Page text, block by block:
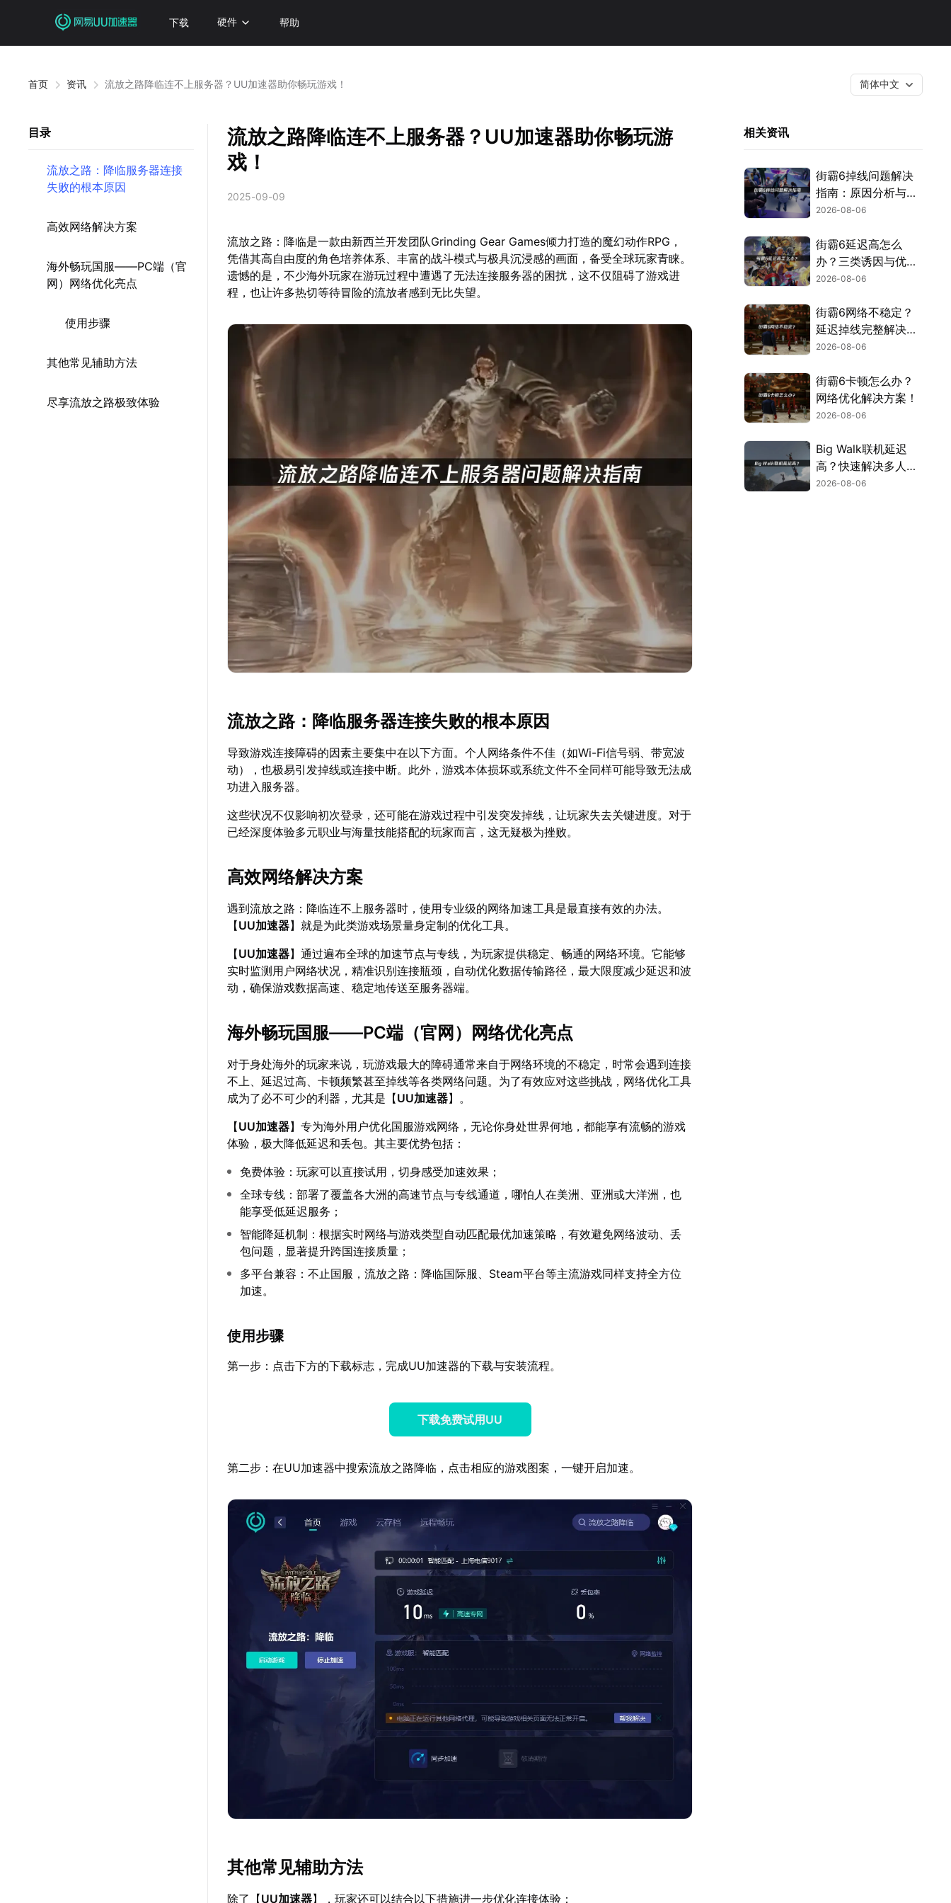
下载 硬件 帮助
首页 资讯 流放之路降临连不上服务器？UU加速器助你畅玩游戏！ 简体中文
目录
流放之路：降临服务器连接
失败的根本原因
高效网络解决方案
海外畅玩国服——PC端（官
网）网络优化亮点
使用步骤
其他常见辅助方法
尽享流放之路极致体验
流放之路降临连不上服务器？UU加速器助你畅玩游
戏！
2025-09-09
流放之路：降临是一款由新西兰开发团队Grinding Gear Games倾力打造的魔幻动作RPG，
凭借其高自由度的角色培养体系、丰富的战斗模式与极具沉浸感的画面，备受全球玩家青睐。
遗憾的是，不少海外玩家在游玩过程中遭遇了无法连接服务器的困扰，这不仅阻碍了游戏进
程，也让许多热切等待冒险的流放者感到无比失望。
流放之路：降临服务器连接失败的根本原因
导致游戏连接障碍的因素主要集中在以下方面。个人网络条件不佳（如Wi-Fi信号弱、带宽波
动），也极易引发掉线或连接中断。此外，游戏本体损坏或系统文件不全同样可能导致无法成
功进入服务器。
这些状况不仅影响初次登录，还可能在游戏过程中引发突发掉线，让玩家失去关键进度。对于
已经深度体验多元职业与海量技能搭配的玩家而言，这无疑极为挫败。
高效网络解决方案
遇到流放之路：降临连不上服务器时，使用专业级的网络加速工具是最直接有效的办法。
【UU加速器】就是为此类游戏场景量身定制的优化工具。
【UU加速器】通过遍布全球的加速节点与专线，为玩家提供稳定、畅通的网络环境。它能够
实时监测用户网络状况，精准识别连接瓶颈，自动优化数据传输路径，最大限度减少延迟和波
动，确保游戏数据高速、稳定地传送至服务器端。
海外畅玩国服——PC端（官网）网络优化亮点
对于身处海外的玩家来说，玩游戏最大的障碍通常来自于网络环境的不稳定，时常会遇到连接
不上、延迟过高、卡顿频繁甚至掉线等各类网络问题。为了有效应对这些挑战，网络优化工具
成为了必不可少的利器，尤其是【UU加速器】。
【UU加速器】专为海外用户优化国服游戏网络，无论你身处世界何地，都能享有流畅的游戏
体验，极大降低延迟和丢包。其主要优势包括：
免费体验：玩家可以直接试用，切身感受加速效果；
全球专线：部署了覆盖各大洲的高速节点与专线通道，哪怕人在美洲、亚洲或大洋洲，也
能享受低延迟服务；
智能降延机制：根据实时网络与游戏类型自动匹配最优加速策略，有效避免网络波动、丢
包问题，显著提升跨国连接质量；
多平台兼容：不止国服，流放之路：降临国际服、Steam平台等主流游戏同样支持全方位
加速。
使用步骤
第一步：点击下方的下载标志，完成UU加速器的下载与安装流程。
下载免费试用UU
第二步：在UU加速器中搜索流放之路降临，点击相应的游戏图案，一键开启加速。
其他常见辅助方法
除了【UU加速器】，玩家还可以结合以下措施进一步优化连接体验：
相关资讯
街霸6掉线问题解决
指南：原因分析与网
络优化技巧！
2026-08-06
街霸6延迟高怎么
办？三类诱因与优化
解决方案！
2026-08-06
街霸6网络不稳定？
延迟掉线完整解决指
南！
2026-08-06
街霸6卡顿怎么办？
网络优化解决方案！
2026-08-06
Big Walk联机延迟
高？快速解决多人联
机卡顿问题！
2026-08-06